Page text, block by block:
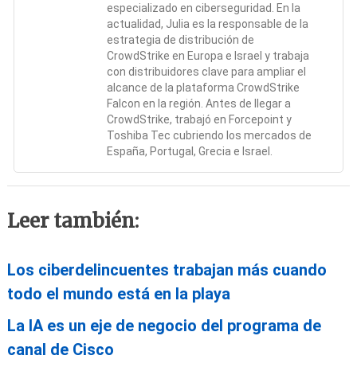
especializado en ciberseguridad. En la
actualidad, Julia es la responsable de la
estrategia de distribución de
CrowdStrike en Europa e Israel y trabaja
con distribuidores clave para ampliar el
alcance de la plataforma CrowdStrike
Falcon en la región. Antes de llegar a
CrowdStrike, trabajó en Forcepoint y
Toshiba Tec cubriendo los mercados de
España, Portugal, Grecia e Israel.
Leer también:
Los ciberdelincuentes trabajan más cuando
todo el mundo está en la playa
La IA es un eje de negocio del programa de
canal de Cisco